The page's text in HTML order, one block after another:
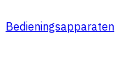
Bedieningsapparaten